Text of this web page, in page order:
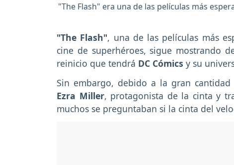
"The Flash" era una de las películas más
"The Flash", una de las películas más
cine de superhéroes, sigue mostrando
reinicio que tendrá DC Cómics y su
Sin embargo, debido a la gran
Ezra Miller, protagonista de la cinta y
muchos se preguntaban si la cinta del